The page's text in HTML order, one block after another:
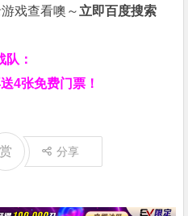
戏查看噢～ 立即百度搜索
：
4张免费门票！
赏 分享